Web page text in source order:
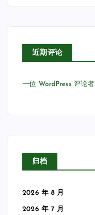
近期评论
一位 WordPress 评论者
归档
2026 年 8 月
2026 年 7 月